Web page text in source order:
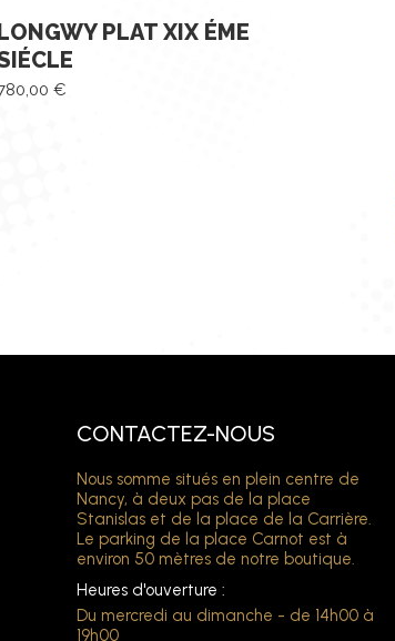
PLAT XIX ÉME
€
CONTACTEZ-NOUS
Nous somme situés en plein centre de
Nancy, à deux pas de la place
Stanislas et de la place de la Carrière.
Le parking de la place Carnot est à
environ 50 mètres de notre boutique.
Heures d'ouverture :
Du mercredi au dimanche - de 14h00 à
19h00